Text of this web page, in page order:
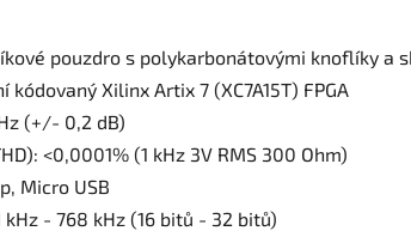
pouzdro s polykarbonátovými knoflíky a
Xilinx Artix 7 (XC7A15T) FPGA
(+/- 0,2 dB)
<0,0001% (1 kHz 3V RMS 300 Ohm)
Micro USB
kHz - 768 kHz (16 bitů - 32 bitů)